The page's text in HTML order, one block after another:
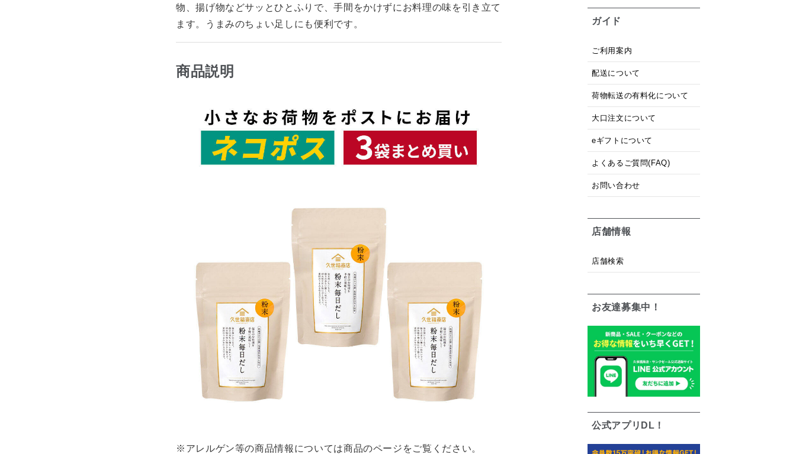
物、揚げ物などサッとひとふりで、手間をかけずにお料理の味を引き立て
ます。うまみのちょい足しにも便利です。
商品説明
※アレルゲン等の商品情報については商品のページをご覧ください。
ガイド
ご利用案内
配送について
荷物転送の有料化について
大口注文について
eギフトについて
よくあるご質問(FAQ)
お問い合わせ
店舗情報
店舗検索
お友達募集中！
公式アプリDL！